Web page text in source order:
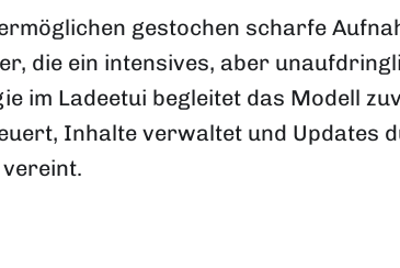
gestochen scharfe
die ein intensives, aber
im Ladeetui begleitet das Modell
Inhalte verwaltet und Updates